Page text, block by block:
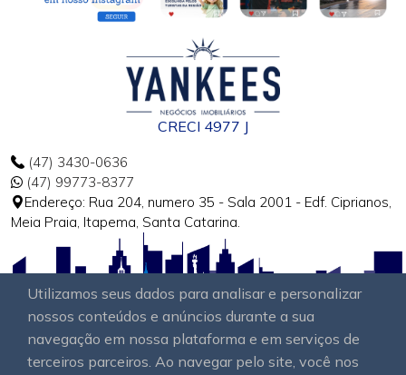
Utilizamos seus dados para analisar e personalizar
nossos conteúdos e anúncios durante a sua
navegação em nossa plataforma e em serviços de
terceiros parceiros. Ao navegar pelo site, você nos
CRECI 4977 J
(47) 3430-0636
(47) 99773-8377
Endereço: Rua 204, numero 35 - Sala 2001 - Edf. Ciprianos,
Meia Praia, Itapema, Santa Catarina.